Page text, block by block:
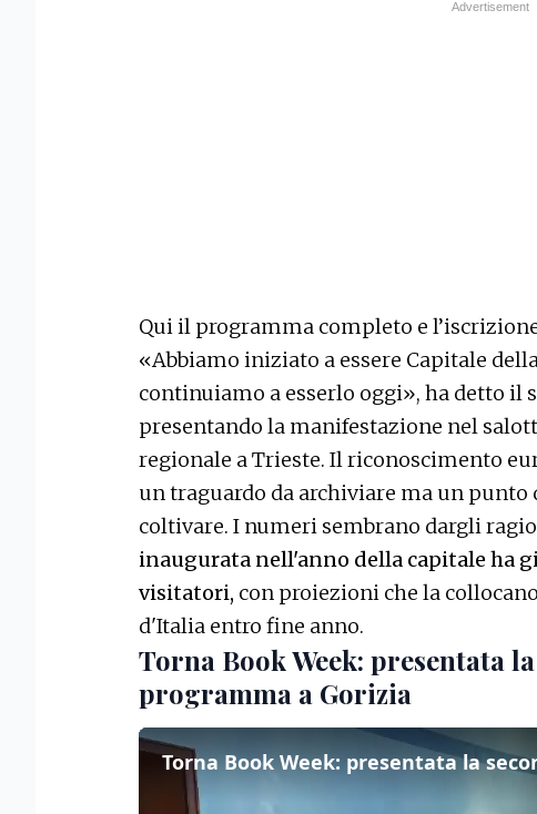
Qui il programma completo e
«Abbiamo iniziato a essere Capitale
continuiamo a esserlo oggi», ha detto il
presentando la manifestazione nel
regionale a Trieste. Il riconoscimento
un traguardo da archiviare ma un punto
coltivare. I numeri sembrano dargli
inaugurata nell'anno della capitale ha
visitatori, con proiezioni che la
d'Italia entro fine anno.
Torna Book Week: presentata
programma a Gorizia